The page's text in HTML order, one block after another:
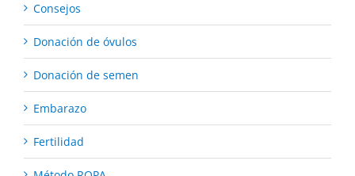
Consejos
Donación de óvulos
Donación de semen
Embarazo
Fertilidad